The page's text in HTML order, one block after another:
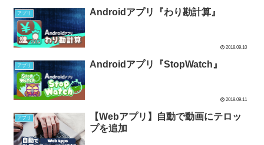
アプリ Androidアプリ『わり勘計算』
2018.09.10
アプリ Androidアプリ『StopWatch』
2018.09.11
アプリ
【Webアプリ】自動で動画にテロッ
プを追加